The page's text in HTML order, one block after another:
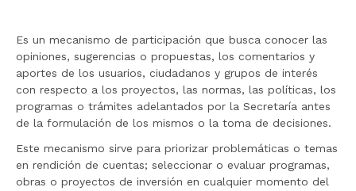
i
o
Es un mecanismo de participación que busca conocer las
opiniones, sugerencias o propuestas, los comentarios y
aportes de los usuarios, ciudadanos y grupos de interés
con respecto a los proyectos, las normas, las políticas, los
programas o trámites adelantados por la Secretaría antes
de la formulación de los mismos o la toma de decisiones.
Este mecanismo sirve para priorizar problemáticas o temas
en rendición de cuentas; seleccionar o evaluar programas,
obras o proyectos de inversión en cualquier momento del